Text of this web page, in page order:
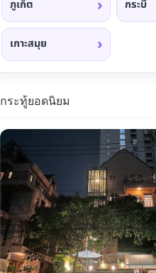
ฮิต
ภูเก็ต กระบี่
เกาะสมุย
กระทู้ยอดนิยม